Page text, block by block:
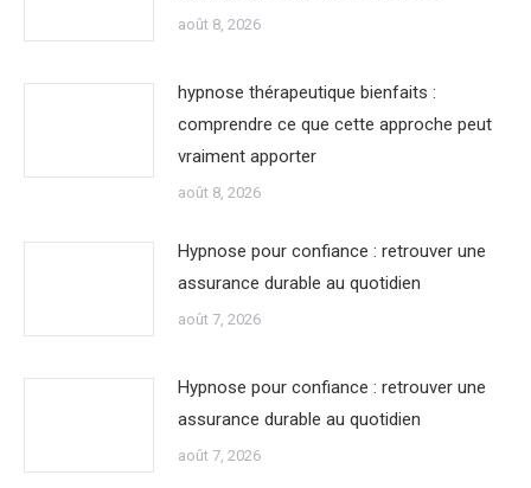
août 8, 2026
hypnose thérapeutique bienfaits :
comprendre ce que cette approche peut
vraiment apporter
août 8, 2026
Hypnose pour confiance : retrouver une
assurance durable au quotidien
août 7, 2026
Hypnose pour confiance : retrouver une
assurance durable au quotidien
août 7, 2026